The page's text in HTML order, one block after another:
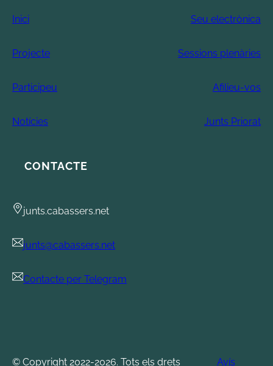
Inici Seu electrònica
Projecte Sessions plenàries
Participeu Afilieu-vos
Notícies Junts Priorat
CONTACTE
junts.cabassers.net
junts@cabassers.net
Contacte per Telegram
© Copyright 2022-2026. Tots els drets
Avís